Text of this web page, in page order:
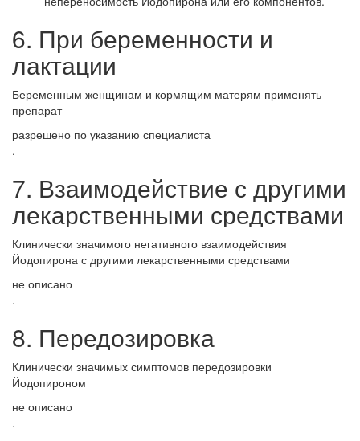
6. При беременности и
лактации
Беременным женщинам и кормящим матерям применять
препарат
разрешено по указанию специалиста
.
7. Взаимодействие с другими
лекарственными средствами
Клинически значимого негативного взаимодействия
Йодопирона с другими лекарственными средствами
не описано
.
8. Передозировка
Клинически значимых симптомов передозировки
Йодопироном
не описано
.